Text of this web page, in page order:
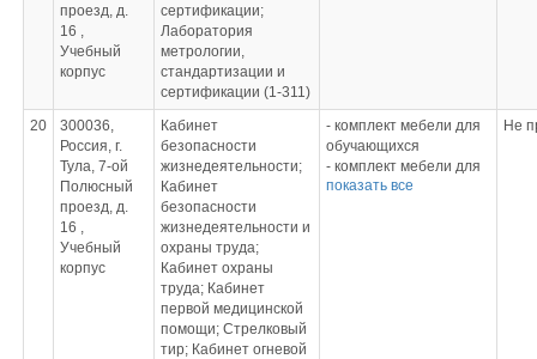
Математика: задачник
для студ. СПО
Колмогоров
А.Н.Алгебра и начала
проезд, д.
16 ,
Учебный
корпус
сертификации;
Лаборатория
метрологии,
стандартизации и
сертификации (1-311)
20
300036,
Россия, г.
Тула, 7-ой
Полюсный
проезд, д.
16 ,
Учебный
корпус
Кабинет
безопасности
жизнедеятельности;
Кабинет
безопасности
жизнедеятельности и
охраны труда;
Кабинет охраны
труда; Кабинет
первой медицинской
помощи; Стрелковый
тир; Кабинет огневой
- комплект мебели для
обучающихся
- комплект мебели для
преподавателя
показать все
Не